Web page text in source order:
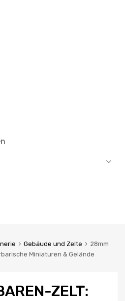
Gebäude und Zelte
28mm
Miniaturen & Gelände
ZELT: